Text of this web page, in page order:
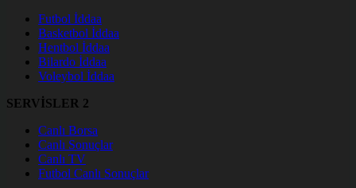
Futbol İddaa
Basketbol İddaa
Hentbol İddaa
Bilardo İddaa
Voleybol İddaa
SERVİSLER 2
Canlı Borsa
Canlı Sonuçlar
Canlı TV
Futbol Canlı Sonuçlar